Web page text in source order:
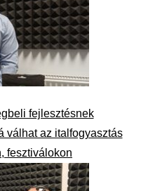
fejlesztésnek
válhat az italfogyasztás
fesztiválokon